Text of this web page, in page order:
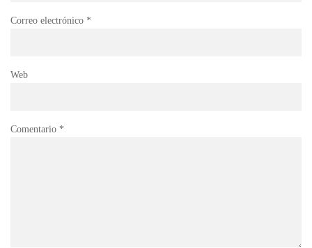
Correo electrónico *
Web
Comentario *